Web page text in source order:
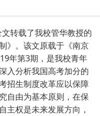
转载了我校管华教授的
》。该文原载于《南京
年第3期，是我校青年
入分析我国高考加分的
招生制度改革应以保障
自由为基本原则，在保
主权是未来发展方向，